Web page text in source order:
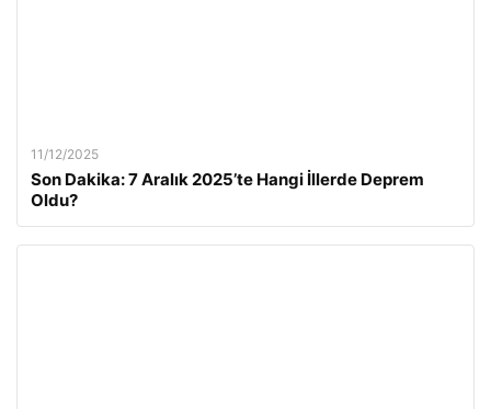
11/12/2025
Son Dakika: 7 Aralık 2025’te Hangi İllerde Deprem
Oldu?